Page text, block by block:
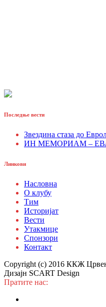
Последње вести
Звездина стаза до
ИН МЕМОРИАМ –
Линкови
Насловна
О клубу
Тим
Историјат
Вести
Утакмице
Спонзори
Контакт
Copyright (c) 2016 ККЖ
Дизајн SCART Design
Пратите нас: